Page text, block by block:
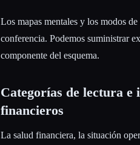
Los mapas mentales y los modos
conferencia. Podemos suministrar
componente del esquema.
Categorías de lectura e
financieros
La salud financiera, la situación